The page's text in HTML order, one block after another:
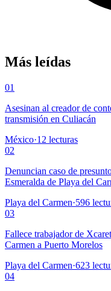
Más leídas
01
Asesinan al creador de
transmisión en Culiacán
México·12 lecturas
02
Denuncian caso de
Esmeralda de Playa del
Playa del Carmen·596
03
Fallece trabajador de
Carmen a Puerto Morelos
Playa del Carmen·623
04